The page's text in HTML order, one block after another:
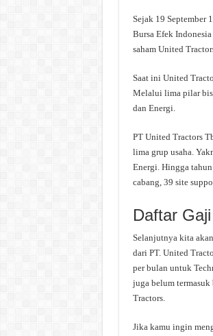
Sejak 19 September
Bursa Efek
saham United
Saat ini United
Melalui lima pilar
dan Energi.
PT United Tractors
lima grup usaha.
Energi. Hingga
cabang, 39 site
Daftar
Selanjutnya kita
dari PT. United
per bulan untuk
juga belum
Tractors.
Jika kamu ingin